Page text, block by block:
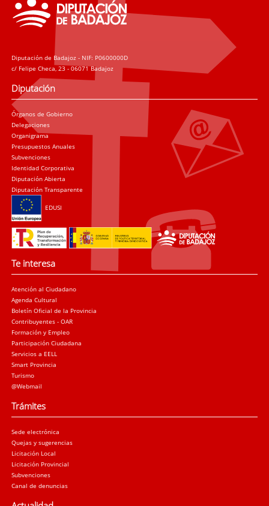
Diputación de Badajoz - NIF: P0600000D
c/ Felipe Checa, 23 - 06071 Badajoz
Diputación
Órganos de Gobierno
Delegaciones
Organigrama
Presupuestos Anuales
Subvenciones
Identidad Corporativa
Diputación Abierta
Diputación Transparente
EDUSI
Te interesa
Atención al Ciudadano
Agenda Cultural
Boletín Oficial de la Provincia
Contribuyentes - OAR
Formación y Empleo
Participación Ciudadana
Servicios a EELL
Smart Provincia
Turismo
@Webmail
Trámites
Sede electrónica
Quejas y sugerencias
Licitación Local
Licitación Provincial
Subvenciones
Canal de denuncias